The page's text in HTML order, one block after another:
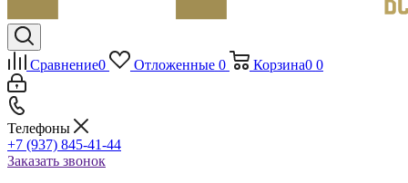
Сравнение0 Отложенные 0 Корзина0 0
Телефоны
+7 (937) 845-41-44
Заказать звонок